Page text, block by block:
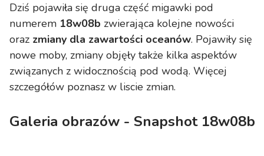
Dziś pojawiła się druga część migawki pod
numerem 18w08b zwierająca kolejne nowości
oraz zmiany dla zawartości oceanów. Pojawiły się
nowe moby, zmiany objęły także kilka aspektów
związanych z widocznością pod wodą. Więcej
szczegółów poznasz w liscie zmian.
Galeria obrazów - Snapshot 18w08b